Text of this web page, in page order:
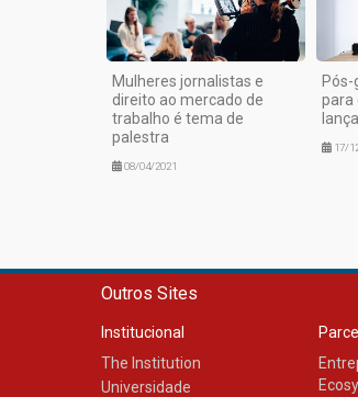
Mulheres jornalistas e
direito ao mercado de
trabalho é tema de
palestra
08/04/2021
para
17/
Outros Sites
Institucional
The Institution
Universidade